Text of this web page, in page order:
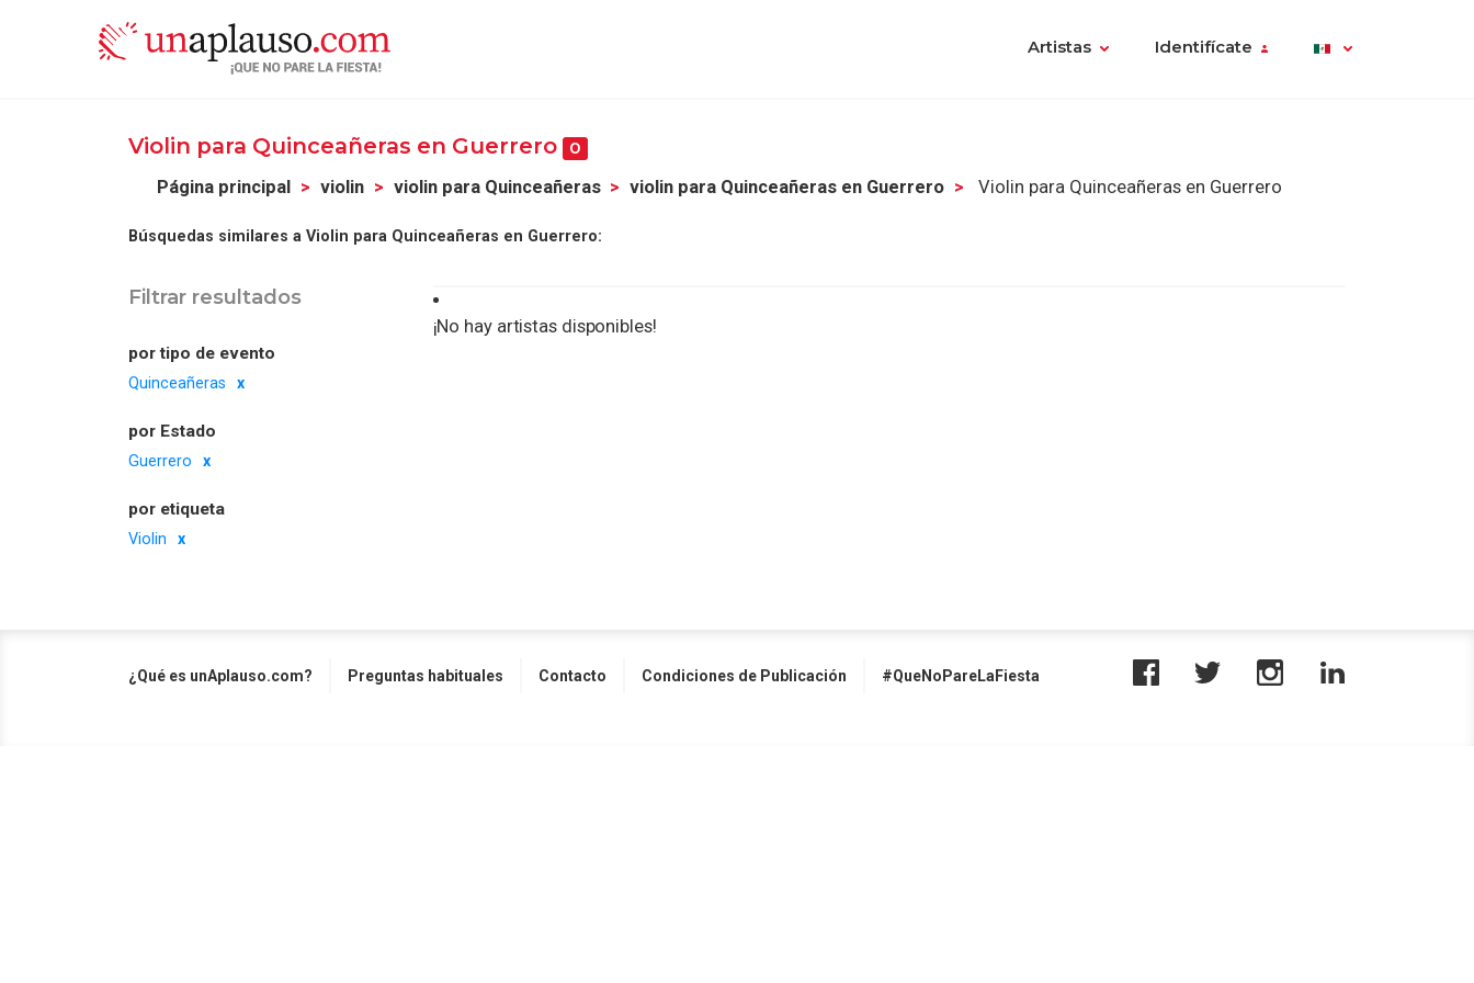
Artistas Identifícate
Violin para Quinceañeras en Guerrero 0
Página principal violin violin para Quinceañeras violin para Quinceañeras en Guerrero Violin para Quinceañeras en Guerrero
Búsquedas similares a Violin para Quinceañeras en Guerrero:
Filtrar resultados
por tipo de evento
Quinceañeras
por Estado
Guerrero
por etiqueta
Violin
¡No hay artistas disponibles!
¿Qué es unAplauso.com? Preguntas habituales Contacto Condiciones de Publicación #QueNoPareLaFiesta